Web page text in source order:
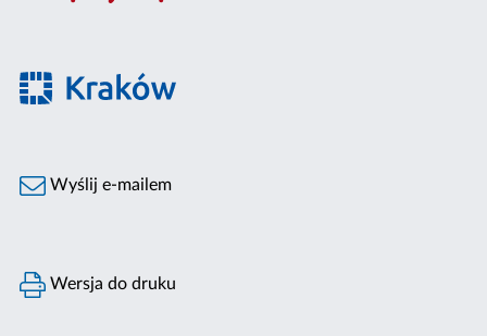
Wyślij e-mailem
Wersja do druku